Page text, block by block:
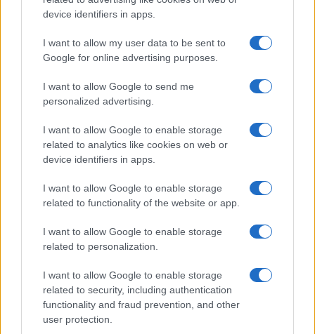
device identifiers in apps.
I want to allow my user data to be sent to
Google for online advertising purposes.
I want to allow Google to send me
personalized advertising.
I want to allow Google to enable storage
related to analytics like cookies on web or
device identifiers in apps.
I want to allow Google to enable storage
related to functionality of the website or app.
I want to allow Google to enable storage
related to personalization.
I want to allow Google to enable storage
related to security, including authentication
functionality and fraud prevention, and other
user protection.
Επειδή, δε θέλουμε η χώρα μας να συμμετέχει στους
Παλαιστίνης.
μήνυμα! Στεκόμαστε στο πλευρό του λαού της
Παλαιστίνης και στο δίκαιο αίτημά του να έχει τη δική
του πατρίδα, στο πλευρό των λαών όλου του κόσμου που
δοκιμάζονται από τη φρίκη των πολέμων. Δείχνουμε
στην κυβέρνηση πως δεν έχει τη σύμφωνη γνώμη μας
δισεκατομμύρια για τους πολέμους. Λεφτά για Παιδεία
και Υγεία, όχι για του πολέμου τα σφαγεία!
Επειδή, αποδείχθηκε πως μόνο με τον αγώνα μας
μπορούμε να κερδίσουμε τα δικαιώματά μας!
Σε όλη τη χώρα βγήκαμε στους δρόμους,
κινητοποιηθήκαμε μαζί με τους γονείς και τους
καθηγητές μας και κατακτήσαμε σε δεκάδες σχολεία το